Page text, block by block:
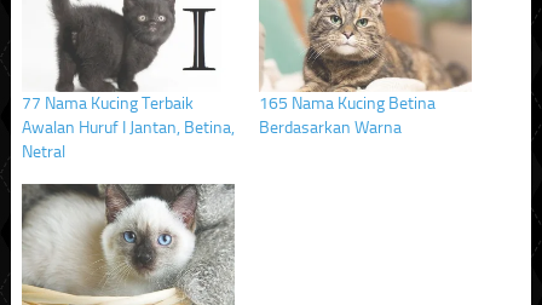
window)window)window)
77 Nama Kucing Terbaik
Awalan Huruf I Jantan, Betina,
Netral
165 Nama Kucing Betina
Berdasarkan Warna